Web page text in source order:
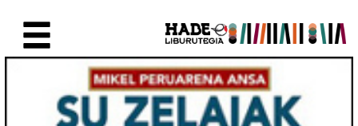
New Books Card - Liburutegia